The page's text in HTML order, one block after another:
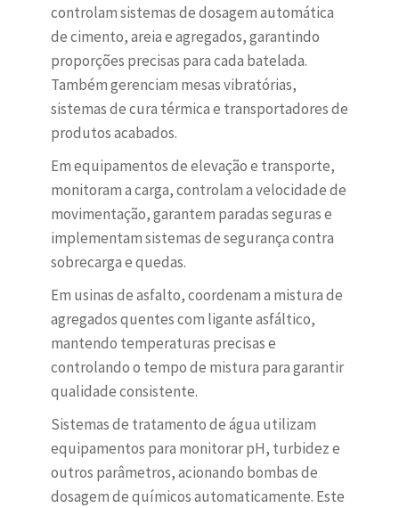
controlam sistemas de dosagem automática
de cimento, areia e agregados, garantindo
proporções precisas para cada batelada.
Também gerenciam mesas vibratórias,
sistemas de cura térmica e transportadores de
produtos acabados.
Em equipamentos de elevação e transporte,
monitoram a carga, controlam a velocidade de
movimentação, garantem paradas seguras e
implementam sistemas de segurança contra
sobrecarga e quedas.
Em usinas de asfalto, coordenam a mistura de
agregados quentes com ligante asfáltico,
mantendo temperaturas precisas e
controlando o tempo de mistura para garantir
qualidade consistente.
Sistemas de tratamento de água utilizam
equipamentos para monitorar pH, turbidez e
outros parâmetros, acionando bombas de
dosagem de químicos automaticamente. Este